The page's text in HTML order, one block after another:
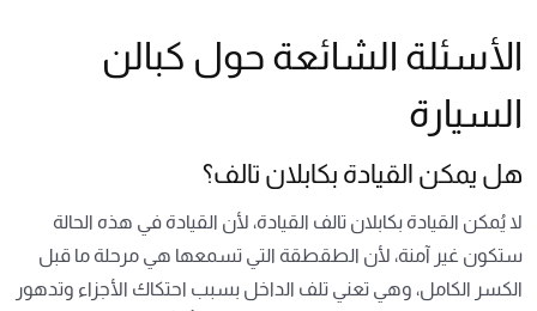
الأسئلة الشائعة حول كبالن
السيارة
هل يمكن القيادة بكابلان تالف؟
لا يُمكن القيادة بكابلان تالف القيادة، لأن القيادة في هذه الحالة
ستكون غير آمنة، لأن الطقطقة التي تسمعها هي مرحلة ما قبل
الكسر الكامل، وهي تعني تلف الداخل بسبب احتكاك الأجزاء وتدهور